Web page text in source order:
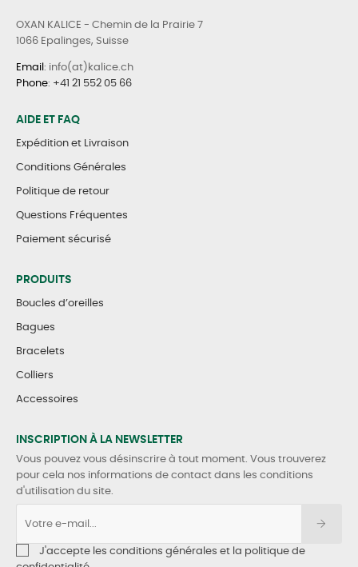
OXAN KALICE - Chemin de la Prairie 7
1066 Epalinges, Suisse
Email : info(at)kalice.ch
Phone: +41 21 552 05 66
AIDE ET FAQ
Expédition et Livraison
Conditions Générales
Politique de retour
Questions Fréquentes
Paiement sécurisé
PRODUITS
Boucles d’oreilles
Bagues
Bracelets
Colliers
Accessoires
INSCRIPTION À LA NEWSLETTER
Vous pouvez vous désinscrire à tout moment. Vous trouverez
pour cela nos informations de contact dans les conditions
d'utilisation du site.
J'accepte les conditions générales et la politique de